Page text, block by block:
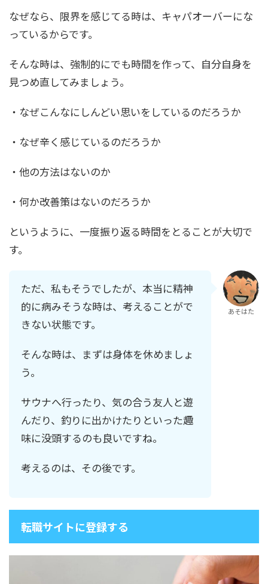
なぜなら、限界を感じてる時は、キャパオーバーにな
っているからです。
そんな時は、強制的にでも時間を作って、自分自身を
見つめ直してみましょう。
・なぜこんなにしんどい思いをしているのだろうか
・なぜ辛く感じているのだろうか
・他の方法はないのか
・何か改善策はないのだろうか
というように、一度振り返る時間をとることが大切で
す。
ただ、私もそうでしたが、本当に精神
的に病みそうな時は、考えることがで
きない状態です。
そんな時は、まずは身体を休めましょ
う。
サウナへ行ったり、気の合う友人と遊
んだり、釣りに出かけたりといった趣
味に没頭するのも良いですね。
考えるのは、その後です。
あそはた
転職サイトに登録する